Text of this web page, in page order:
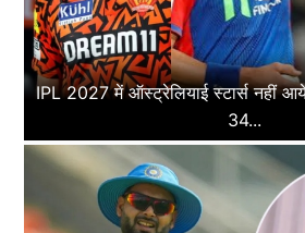
IPL 2027 में ऑस्ट्रेलियाई स्टार्स नहीं
34...